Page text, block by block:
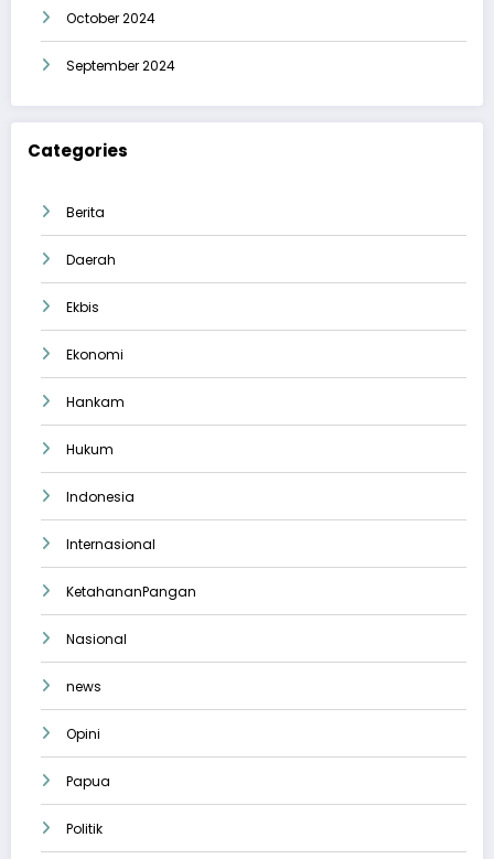
October 2024
September 2024
Categories
Berita
Daerah
Ekbis
Ekonomi
Hankam
Hukum
Indonesia
Internasional
KetahananPangan
Nasional
news
Opini
Papua
Politik